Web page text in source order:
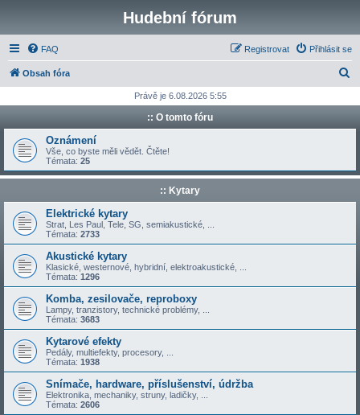
Hudební fórum
FAQ Přihlásit se
Registrovat
Obsah fóra
d
t
Právě je 6.08.2026 5:55
:: O tomto fóru
Oznámení
Vše, co byste měli vědět. Čtěte!
Témata: 25
:: Kytary
Elektrické kytary
Strat, Les Paul, Tele, SG, semiakustické, ...
Témata: 2733
Akustické kytary
Klasické, westernové, hybridní, elektroakustické, ...
Témata: 1296
Komba, zesilovače, reproboxy
Lampy, tranzistory, technické problémy, ...
Témata: 3683
Kytarové efekty
Pedály, multiefekty, procesory, ...
Témata: 1938
Snímače, hardware, příslušenství, údržba
Elektronika, mechaniky, struny, ladičky, ...
Témata: 2606